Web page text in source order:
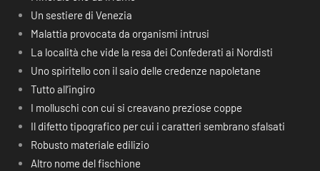
Un sestiere di Venezia
Malattia provocata da organismi intrusi
La località che vide la resa dei Confederati ai Nordisti
Uno spiritello con il saio delle credenze napoletane
Tutto all’ingiro
I molluschi con cui si creavano preziose coppe
Il difetto tipografico per cui i caratteri sembrano sfalsati
Robusto materiale edilizio
Altro nome del fischione